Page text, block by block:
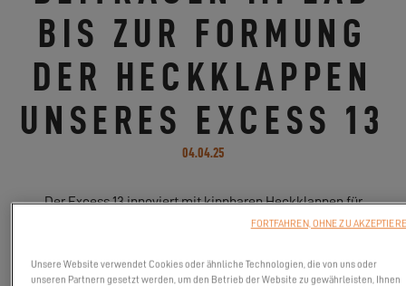
BIS ZUR FORMUNG
DER HECKKLAPPEN
UNSERES EXCESS 13
04.04.25
Der Excess 13 innoviert mit kippbaren Heckklappen für
optimierten Zugang zum Meer.
Unsere Website verwendet Cookies oder ähnliche Technologien, die von uns oder
unseren Partnern gesetzt werden, um den Betrieb der Website zu gewährleisten, Ihnen
FORTFAHREN, OHNE ZU